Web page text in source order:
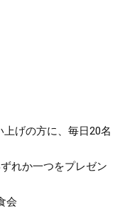
げの方に、毎日20名
か一つをプレゼン
会